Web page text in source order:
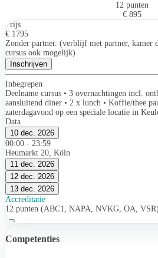
12 punten
€ 895
Prijs
€ 1795
Zonder partner. (verblijf met partner, kamer
cursus ook mogelijk)
Inschrijven
Inbegrepen
Deelname cursus • 3 overnachtingen incl.
aansluitend diner • 2 x lunch • Koffie/thee
zaterdagavond op een speciale locatie in
Data
10 dec. 2026
00:00 - 23:59
Heumarkt 20, Köln
11 dec. 2026
12 dec. 2026
13 dec. 2026
Accreditatie
12 punten (ABC1, NAPA, NVKG, OA, VSR)
Competenties